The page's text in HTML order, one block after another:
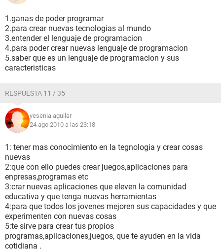
1.ganas de poder programar
2.para crear nuevas tecnologias al mundo
3.entender el lenguaje de programacion
4.para poder crear nuevas lenguaje de programacion
5.saber que es un lenguaje de programacion y sus
caracteristicas
RESPUESTA 11 / 35
yesenia aguilar
24 ago 2010 a las 23:18
1: tener mas conocimiento en la tegnologia y crear cosas
nuevas
2:que con ello puedes crear juegos,aplicaciones para
enpresas,programas etc
3:crar nuevas aplicaciones que eleven la comunidad
educativa y que tenga nuevas herramientas
4:para que todos los jovenes mejoren sus capacidades y que
experimenten con nuevas cosas
5:te sirve para crear tus propios
programas,aplicaciones,juegos, que te ayuden en la vida
cotidiana .